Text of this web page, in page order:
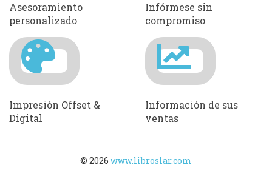
Asesoramiento
personalizado
Infórmese sin
compromiso
Impresión Offset &
Digital
Información de sus
ventas
© 2026 www.libroslar.com